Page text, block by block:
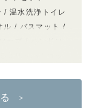
/ 温水洗浄トイレ
ル / バスマット /
ープ / ハンドソ
＞